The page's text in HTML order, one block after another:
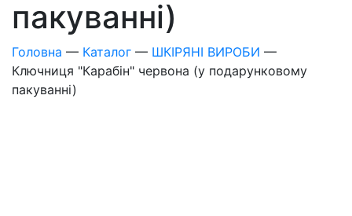
пакуванні)
Головна — Каталог — ШКІРЯНІ ВИРОБИ —
Ключниця "Карабін" червона (у подарунковому
пакуванні)